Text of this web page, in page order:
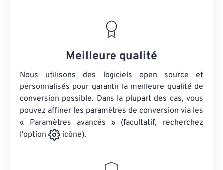
Meilleure qualité
Nous utilisons des logiciels open source et
personnalisés pour garantir la meilleure qualité de
conversion possible. Dans la plupart des cas, vous
pouvez affiner les paramètres de conversion via les
« Paramètres avancés » (facultatif, recherchez
l'option
icône).